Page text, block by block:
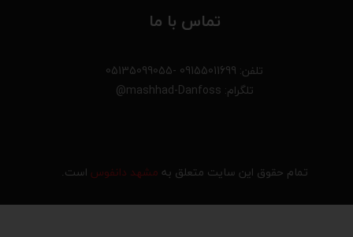
تمام حقوق این سایت متعلق به مشهد دانفوس است.
تماس با ما
تلفن: 09155011699 -05135099055
تلگرام: mashhad-Danfoss@